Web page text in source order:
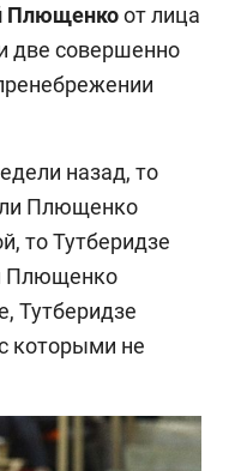
Плющенкоот лица
две совершенно
назад, то
Плющенко
то Тутберидзе
Плющенко
Тутберидзе
которыми не